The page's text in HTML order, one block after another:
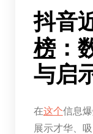
抖音
榜：
与启
在这个信息
展示才华、